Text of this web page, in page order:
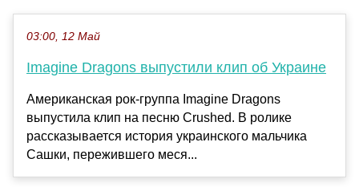
03:00, 12 Май
Imagine Dragons выпустили клип об Украине
Американская рок-группа Imagine Dragons
выпустила клип на песню Crushed. В ролике
рассказывается история украинского мальчика
Сашки, пережившего меся...